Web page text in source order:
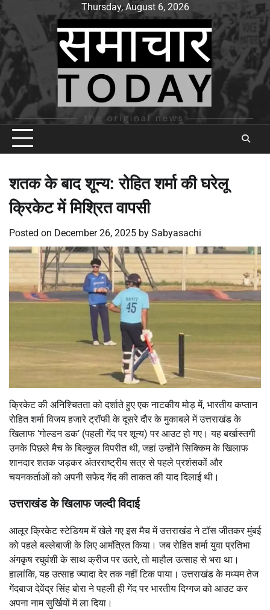
Skip
to
content
Thursday, August 6, 2026
शतक के बाद शून्य: रोहित शर्मा की घरेलू
क्रिकेट में मिश्रित वापसी
Posted on December 26, 2025 by Sabyasachi
क्रिकेट की अनिश्चितता को दर्शाते हुए एक नाटकीय मोड़ में, भारतीय कप्तान
रोहित शर्मा विजय हजारे ट्रॉफी के दूसरे दौर के मुकाबले में उत्तराखंड के
खिलाफ ‘गोल्डन डक’ (पहली गेंद पर शून्य) पर आउट हो गए। यह बर्खास्तगी
उनके पिछले मैच के बिल्कुल विपरीत थी, जहां उन्होंने सिक्किम के खिलाफ
शानदार शतक जड़कर अंतरराष्ट्रीय सत्र से पहले प्रशंसकों और
चयनकर्ताओं को अपनी सफेद गेंद की ताकत की याद दिलाई थी।
उत्तराखंड के खिलाफ जल्दी विदाई
आलूर क्रिकेट स्टेडियम में खेले गए इस मैच में उत्तराखंड ने टॉस जीतकर मुंबई
को पहले बल्लेबाजी के लिए आमंत्रित किया। जब रोहित शर्मा युवा प्रतिभा
अंगकृष रघुवंशी के साथ क्रीज पर उतरे, तो माहौल उत्साह से भरा था।
हालांकि, यह उत्साह ज्यादा देर तक नहीं टिक पाया। उत्तराखंड के मध्यम तेज
गेंदबाज देवेंद्र सिंह बोरा ने पहली ही गेंद पर भारतीय दिग्गज को आउट कर
अपना नाम सुर्खियों में ला दिया।